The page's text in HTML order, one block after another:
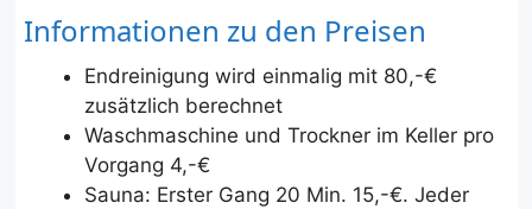
Informationen zu den Preisen
Endreinigung wird einmalig mit 80,-€
zusätzlich berechnet
Waschmaschine und Trockner im Keller pro
Vorgang 4,-€
Sauna: Erster Gang 20 Min. 15,-€. Jeder